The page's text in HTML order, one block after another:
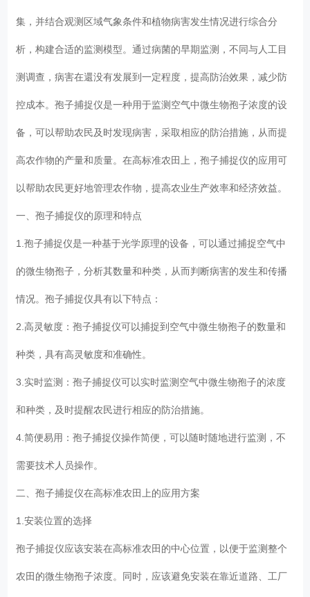
集，并结合观测区域气象条件和植物病害发生情况进行综合分
析，构建合适的监测模型。通过病菌的早期监测，不同与人工目
测调查，病害在還没有发展到一定程度，提高防治效果，减少防
控成本。孢子捕捉仪是一种用于监测空气中微生物孢子浓度的设
备，可以帮助农民及时发现病害，采取相应的防治措施，从而提
高农作物的产量和质量。在高标准农田上，孢子捕捉仪的应用可
以帮助农民更好地管理农作物，提高农业生产效率和经济效益。
一、孢子捕捉仪的原理和特点
1.孢子捕捉仪是一种基于光学原理的设备，可以通过捕捉空气中
的微生物孢子，分析其数量和种类，从而判断病害的发生和传播
情况。孢子捕捉仪具有以下特点：
2.高灵敏度：孢子捕捉仪可以捕捉到空气中微生物孢子的数量和
种类，具有高灵敏度和准确性。
3.实时监测：孢子捕捉仪可以实时监测空气中微生物孢子的浓度
和种类，及时提醒农民进行相应的防治措施。
4.简便易用：孢子捕捉仪操作简便，可以随时随地进行监测，不
需要技术人员操作。
二、孢子捕捉仪在高标准农田上的应用方案
1.安装位置的选择
孢子捕捉仪应该安装在高标准农田的中心位置，以便于监测整个
农田的微生物孢子浓度。同时，应该避免安装在靠近道路、工厂